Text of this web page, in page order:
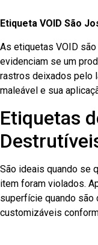
Etiqueta VOID São
As etiquetas VOID
evidenciam se um
rastros deixados pelo
maleável e sua
Etiquetas
São ideais quando se
item foram violados.
superfície quando são
customizáveis